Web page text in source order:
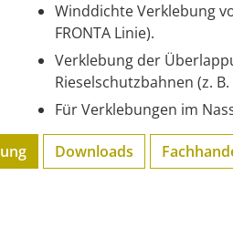
Winddichte Verklebung
FRONTA Linie).
Verklebung der
Rieselschutzbahnen (z.
Für Verklebungen im
Downloads